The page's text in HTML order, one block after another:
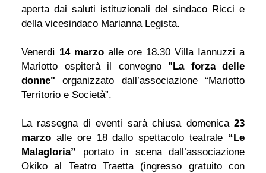
aperta dai saluti istituzionali del sindaco Ricci e
della vicesindaco Marianna Legista.
Venerdì 14 marzo alle ore 18.30 Villa Iannuzzi a
Mariotto ospiterà il convegno "La forza delle
donne" organizzato dall’associazione “Mariotto
Territorio e Società”.
La rassegna di eventi sarà chiusa domenica 23
marzo alle ore 18 dallo spettacolo teatrale “Le
Malagloria” portato in scena dall’associazione
Okiko al Teatro Traetta (ingresso gratuito con